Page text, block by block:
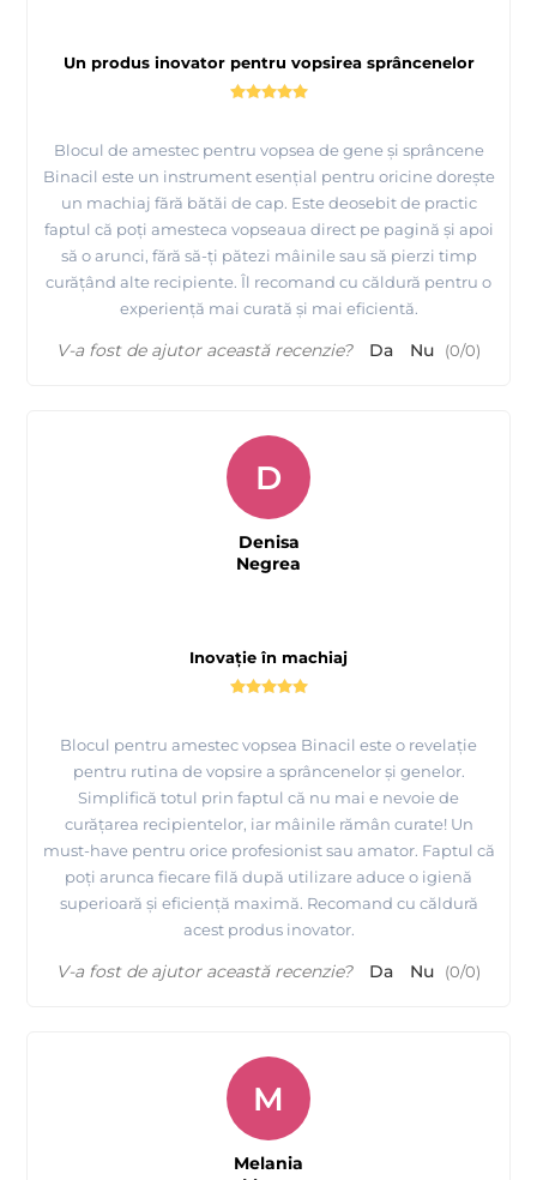
Un produs inovator pentru vopsirea sprâncenelor
Blocul de amestec pentru vopsea de gene și sprâncene
Binacil este un instrument esențial pentru oricine dorește
un machiaj fără bătăi de cap. Este deosebit de practic
faptul că poți amesteca vopseaua direct pe pagină și apoi
să o arunci, fără să-ți pătezi mâinile sau să pierzi timp
curățând alte recipiente. Îl recomand cu căldură pentru o
experiență mai curată și mai eficientă.
V-a fost de ajutor această recenzie? Da Nu (0/0)
Inovație în machiaj
Blocul pentru amestec vopsea Binacil este o revelație
pentru rutina de vopsire a sprâncenelor și genelor.
Simplifică totul prin faptul că nu mai e nevoie de
curățarea recipientelor, iar mâinile rămân curate! Un
must-have pentru orice profesionist sau amator. Faptul că
poți arunca fiecare filă după utilizare aduce o igienă
superioară și eficiență maximă. Recomand cu căldură
acest produs inovator.
D
Denisa
Negrea
V-a fost de ajutor această recenzie? Da Nu (0/0)
M
Melania